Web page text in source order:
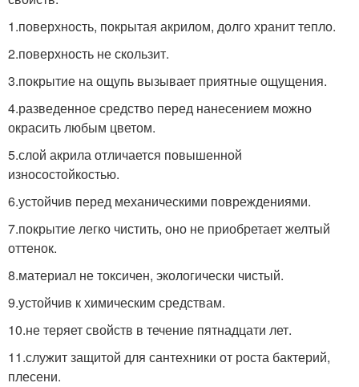
1.поверхность, покрытая акрилом, долго хранит тепло.
2.поверхность не скользит.
3.покрытие на ощупь вызывает приятные ощущения.
4.разведенное средство перед нанесением можно
окрасить любым цветом.
5.слой акрила отличается повышенной
износостойкостью.
6.устойчив перед механическими повреждениями.
7.покрытие легко чистить, оно не приобретает желтый
оттенок.
8.материал не токсичен, экологически чистый.
9.устойчив к химическим средствам.
10.не теряет свойств в течение пятнадцати лет.
11.служит защитой для сантехники от роста бактерий,
плесени.